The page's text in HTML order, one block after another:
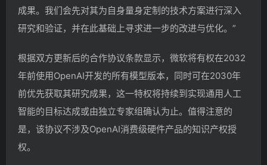
成果。我们会先对其为自身量身定制的技术方案进行深入
研究和验证，并在此基础上寻求进一步的改进与优化。”
根据双方更新后的合作协议条款显示，微软将有权在2032
年前使用OpenAI开发的所有模型版本，同时可在2030年
前优先获取其研究成果，这一特权将持续到实现通用人工
智能的目标达成或由独立专家组确认为止。值得注意的
是，该协议不涉及OpenAI消费级硬件产品的知识产权授
权。